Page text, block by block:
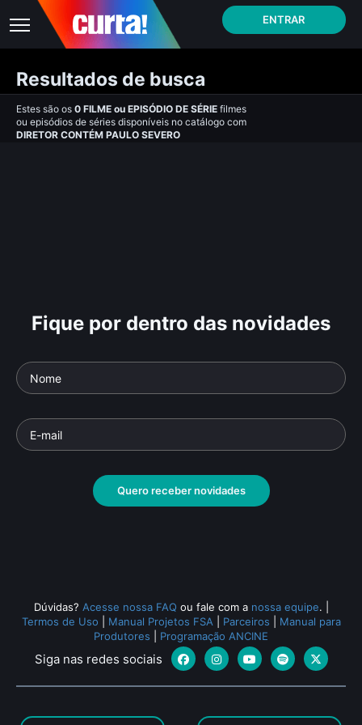
ENTRAR
Resultados de busca
Estes são os 0 FILME ou EPISÓDIO DE SÉRIE filmes
ou episódios de séries disponíveis no catálogo com
DIRETOR CONTÉM PAULO SEVERO
Fique por dentro das novidades
Quero receber novidades
Dúvidas? Acesse nossa FAQ ou fale com a nossa equipe.
Termos de Uso
Manual Projetos FSA Parceiros
Manual para
Produtores
Programação ANCINE
Siga nas redes sociais